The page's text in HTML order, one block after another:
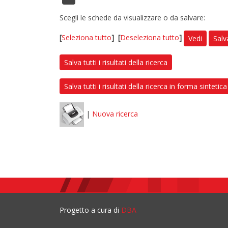
Scegli le schede da visualizzare o da salvare:
[Seleziona tutto] [Deseleziona tutto] Vedi
Salva tutti i risultati della ricerca
Salva tutti i risultati della ricerca in forma sintetica
| Nuova ricerca
Progetto a cura di DBA